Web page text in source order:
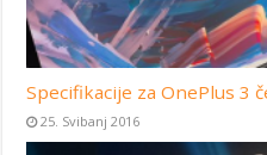
Specifikacije za OnePlus 3
25. Svibanj 2016